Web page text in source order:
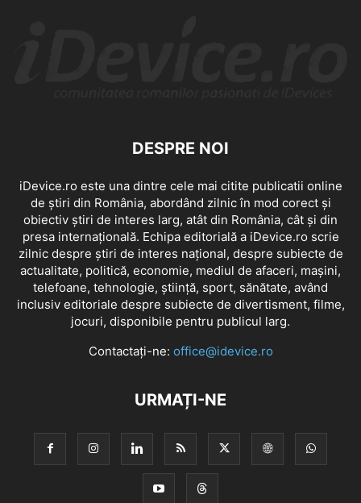
DESPRE NOI
iDevice.ro este una dintre cele mai citite publicatii online
de știri din România, abordând zilnic în mod corect și
obiectiv știri de interes larg, atât din România, cât și din
presa internațională. Echipa editorială a iDevice.ro scrie
zilnic despre știri de interes național, despre subiecte de
actualitate, politică, economie, mediul de afaceri, mașini,
telefoane, tehnologie, știință, sport, sănătate, având
inclusiv editoriale despre subiecte de divertisment, filme,
jocuri, disponibile pentru publicul larg.
Contactați-ne: office@idevice.ro
URMAȚI-NE